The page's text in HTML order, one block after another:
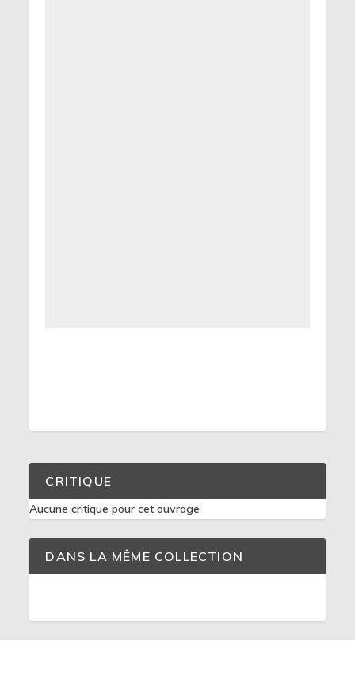
CRITIQUE
Aucune critique pour cet ouvrage
DANS LA MÊME COLLECTION